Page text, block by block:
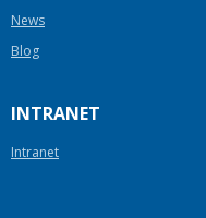
News
Blog
INTRANET
Intranet